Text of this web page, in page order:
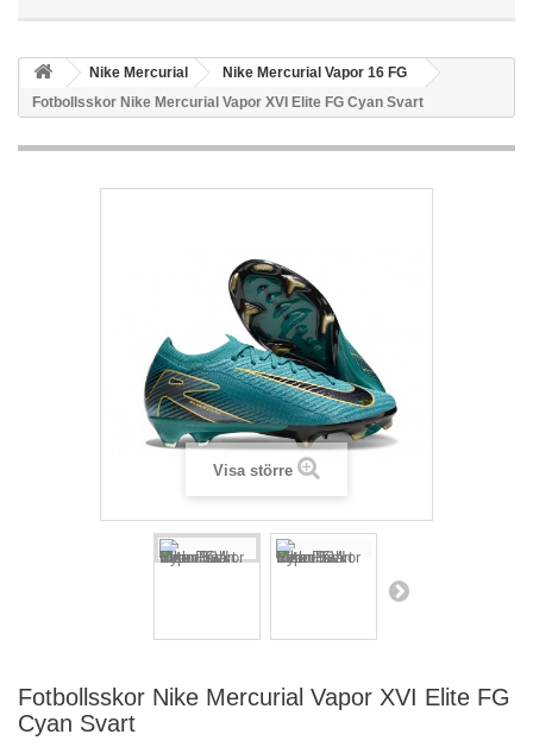
Nike Mercurial
Nike Mercurial Vapor 16 FG
Fotbollsskor Nike Mercurial Vapor XVI Elite FG Cyan Svart
Visa större
Fotbollsskor Nike Mercurial Vapor XVI Elite FG
Cyan Svart